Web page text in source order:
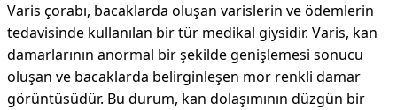
Varis çorabı, bacaklarda oluşan varislerin ve ödemlerin
tedavisinde kullanılan bir tür medikal giysidir. Varis, kan
damarlarının anormal bir şekilde genişlemesi sonucu
oluşan ve bacaklarda belirginleşen mor renkli damar
görüntüsüdür. Bu durum, kan dolaşımının düzgün bir